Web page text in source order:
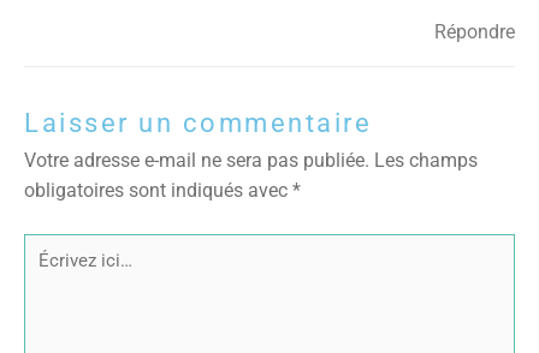
Répondre
Laisser un commentaire
Votre adresse e-mail ne sera pas publiée. Les champs
obligatoires sont indiqués avec *
Écrivez